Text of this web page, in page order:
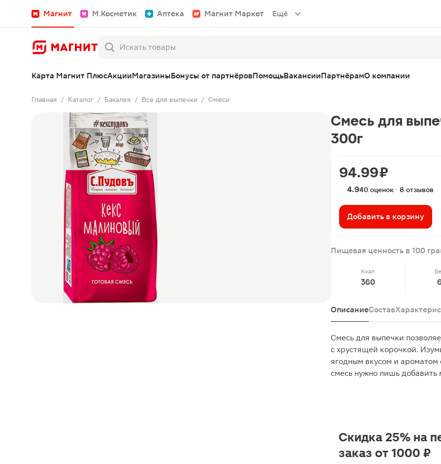
Магнит М.Косметик Аптека Магнит Маркет Ещё
Карта Магнит ПлюсАкцииМагазиныБонусы от партнёровПомощьВакансииПартнёрамО компании
Главная / Каталог / Бакалея / Всё для выпечки / Смеси
Смесь для
300г
94.99 ₽
4.940 оценок · 8 отзывов
Добавить в корзину
Пищевая ценность в 100
Ккал
360
ОписаниеСостав
Смесь для выпечки
с хрустящей корочкой.
ягодным вкусом и ароматом
смесь нужно лишь добавить
Скидка 25% на
заказ от 1000 ₽